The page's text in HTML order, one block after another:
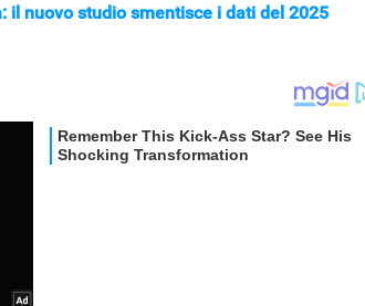
il nuovo studio smentisce i dati del 2025